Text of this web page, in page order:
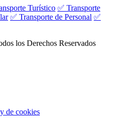
Turístico ✅ Transporte
✅ Transporte de Personal ✅
los Derechos Reservados
de cookies